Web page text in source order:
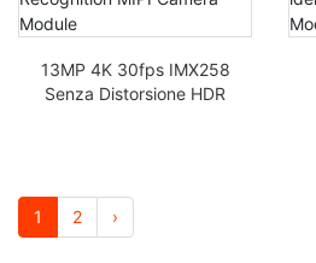
13MP 4K 30fps IMX258
Senza Distorsione HDR
1 2 ›